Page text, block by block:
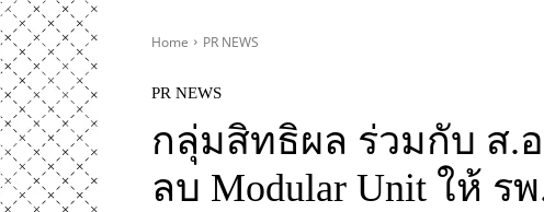
Home PR NEWS
PR NEWS
กลุ่มสิทธิผล ร่วมกับ ส.
ลบ Modular Unit ให้ ร